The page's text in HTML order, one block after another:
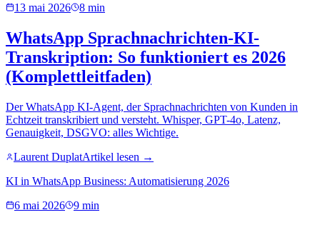
13 mai 2026
8 min
WhatsApp Sprachnachrichten-KI-
Transkription: So funktioniert es 2026
(Komplettleitfaden)
Der WhatsApp KI-Agent, der Sprachnachrichten von Kunden in
Echtzeit transkribiert und versteht. Whisper, GPT-4o, Latenz,
Genauigkeit, DSGVO: alles Wichtige.
Laurent DuplatArtikel lesen →
KI in WhatsApp Business: Automatisierung 2026
6 mai 2026
9 min